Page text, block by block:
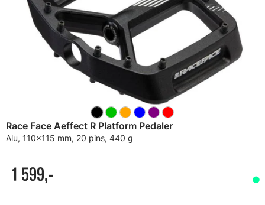
Race Face Aeffect R Platform Pedaler
Alu, 110x115 mm, 20 pins, 440 g
1 599,-